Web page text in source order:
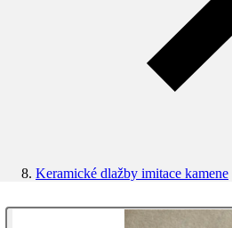
Keramické dlažby imitace kamene